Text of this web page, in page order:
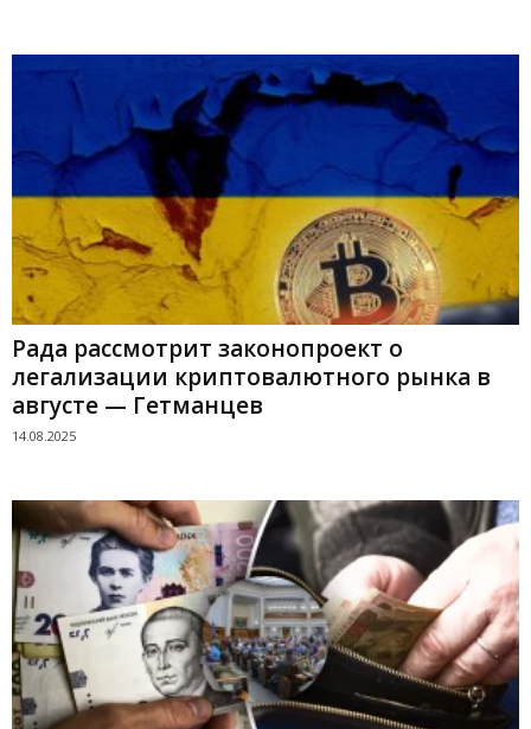
Рада рассмотрит законопроект о
легализации криптовалютного рынка в
августе — Гетманцев
14.08.2025